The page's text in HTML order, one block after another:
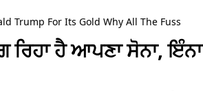
Trump For Its Gold Why All The Fuss
ਰਿਹਾ ਹੈ ਆਪਣਾ ਸੋਨਾ, ਇੰਨਾ